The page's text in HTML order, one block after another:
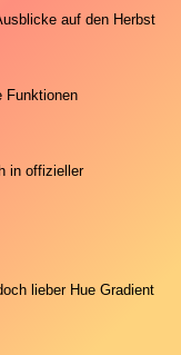
auf den Herbst
Funktionen
in offizieller
lieber Hue Gradient